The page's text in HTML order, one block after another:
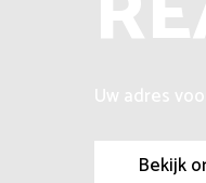
Uw adres
Bekijk